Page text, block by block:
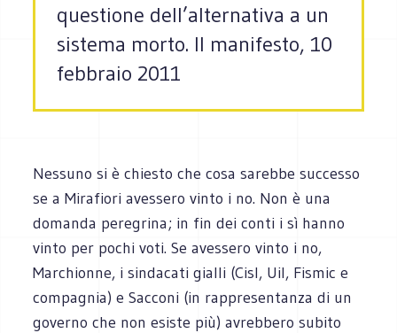
questione dell’alternativa a un
sistema morto. Il manifesto, 10
febbraio 2011
Nessuno si è chiesto che cosa sarebbe successo
se a Mirafiori avessero vinto i no. Non è una
domanda peregrina; in fin dei conti i sì hanno
vinto per pochi voti. Se avessero vinto i no,
Marchionne, i sindacati gialli (Cisl, Uil, Fismic e
compagnia) e Sacconi (in rappresentanza di un
governo che non esiste più) avrebbero subito